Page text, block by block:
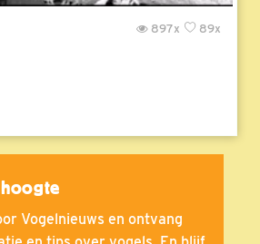
89x
897x
Vogelnieuws en ontvang